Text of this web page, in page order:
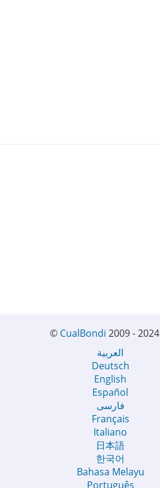
© CualBondi 2009 - 2024
العربية
Deutsch
English
Español
فارسی
Français
Italiano
日本語
한국어
Bahasa Melayu
Português